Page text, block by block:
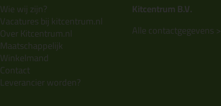
Wie wij zijn?
Vacatures bij kitcentrum.nl
Over Kitcentrum.nl
Maatschappelijk
Winkelmand
Contact
Leverancier worden?
Kitcentrum B.V.
Alle contactgegevens >